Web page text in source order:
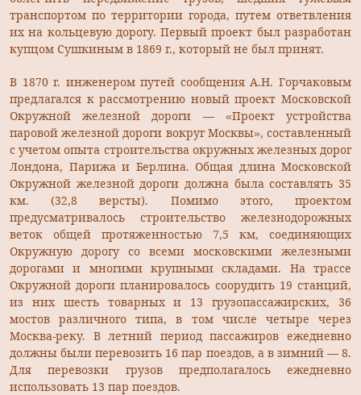
транспортом по территории города, путем ответвления
их на кольцевую дорогу. Первый проект был разработан
купцом Сушкиным в 1869 г., который не был принят.
В 1870 г. инженером путей сообщения А.Н. Горчаковым
предлагался к рассмотрению новый проект Московской
Окружной железной дороги — «Проект устройства
паровой железной дороги вокруг Москвы», составленный
с учетом опыта строительства окружных железных дорог
Лондона, Парижа и Берлина. Общая длина Московской
Окружной железной дороги должна была составлять 35
км. (32,8 версты). Помимо этого, проектом
предусматривалось строительство железнодорожных
веток общей протяженностью 7,5 км, соединяющих
Окружную дорогу со всеми московскими железными
дорогами и многими крупными складами. На трассе
Окружной дороги планировалось соорудить 19 станций,
из них шесть товарных и 13 грузопассажирских, 36
мостов различного типа, в том числе четыре через
Москва-реку. В летний период пассажиров ежедневно
должны были перевозить 16 пар поездов, а в зимний — 8.
Для перевозки грузов предполагалось ежедневно
использовать 13 пар поездов.